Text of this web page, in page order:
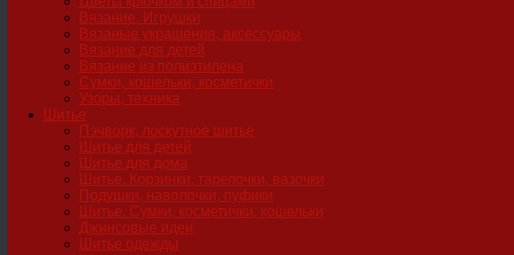
Вязание. Игрушки
Вязаные украшения, аксессуары
Вязание для детей
Вязание из полиэтилена
Сумки, кошельки, косметички
Узоры, техника
Шитье
Пэчворк, лоскутное шитье
Шитье для детей
Шитье для дома
Шитье. Корзинки, тарелочки, вазочки
Подушки, наволочки, пуфики
Шитье. Сумки, косметички, кошельки
Джинсовые идеи
Шитье одежды